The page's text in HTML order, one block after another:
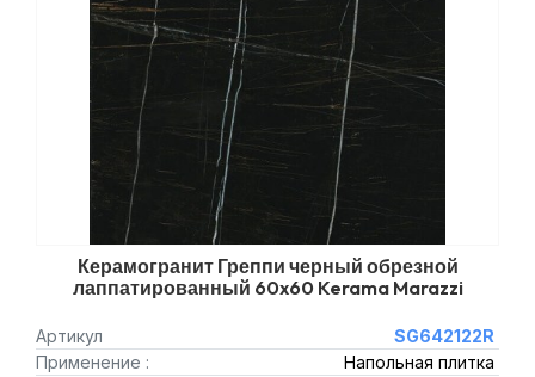
Керамогранит Греппи черный обрезной
лаппатированный 60x60 Kerama Marazzi
Артикул
SG642122R
Применение :
Напольная плитка